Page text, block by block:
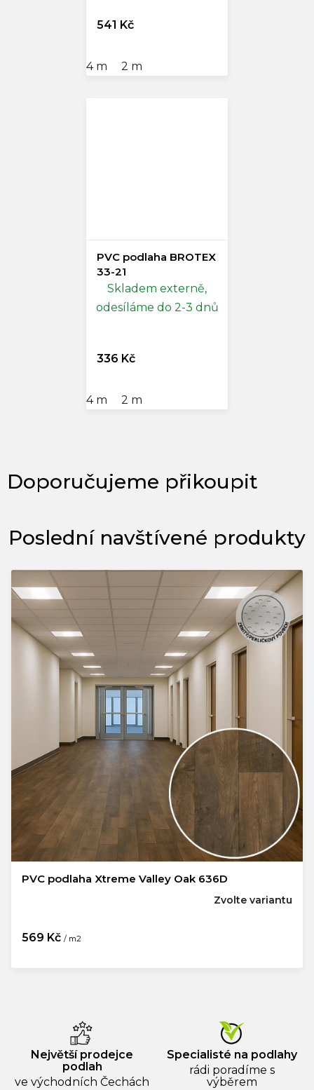
541 Kč
4 m 2 m
PVC podlaha BROTEX
33-21
Skladem externě,
odesíláme do 2-3 dnů
336 Kč
4 m 2 m
Poslední navštívené produkty
PVC podlaha Xtreme Valley Oak 636D
569 Kč / m2
Zvolte variantu
Největší prodejce
podlah
ve východních Čechách
Specialisté na podlahy
rádi poradíme s
výběrem